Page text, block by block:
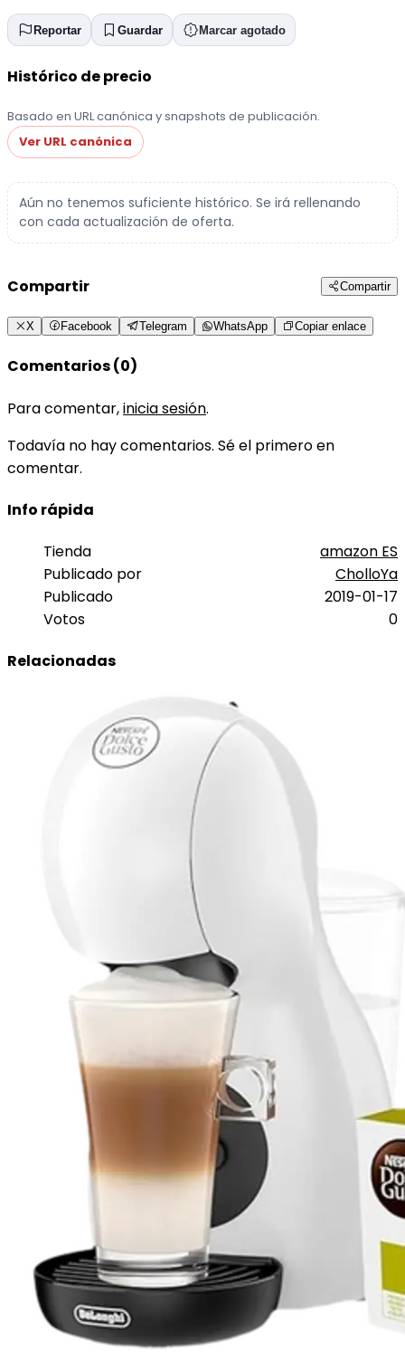
Reportar Guardar Marcar agotado
Histórico de precio
Basado en URL canónica y snapshots de publicación.
Ver URL canónica
Aún no tenemos suficiente histórico. Se irá rellenando
con cada actualización de oferta.
Compartir Compartir
X Facebook Telegram WhatsApp Copiar enlace
Comentarios (0)
Para comentar,inicia sesión.
Todavía no hay comentarios. Sé el primero en
comentar.
Info rápida
Tienda
amazon ES
Publicado por
CholloYa
Publicado
2019-01-17
Votos
0
Relacionadas